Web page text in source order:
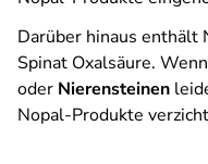
Darüber hinaus enthält
Spinat Oxalsäure.
oder Nierensteinen
Nopal-Produkte